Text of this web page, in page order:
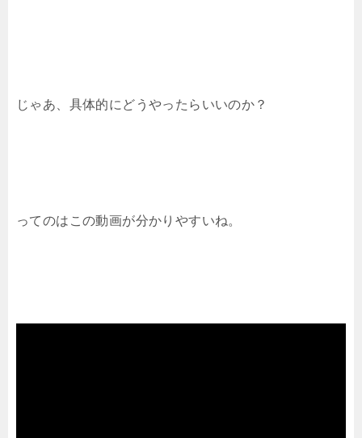
じゃあ、具体的にどうやったらいいのか？
ってのはこの動画が分かりやすいね。